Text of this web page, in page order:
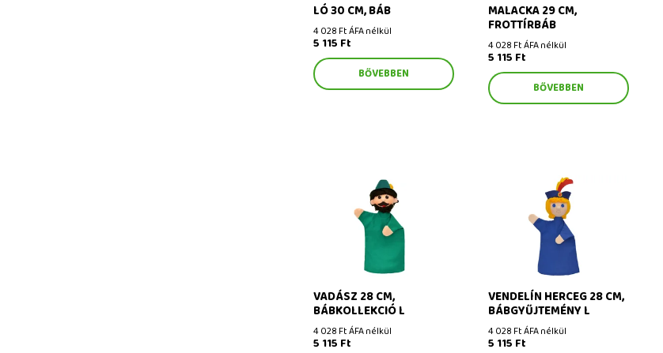
LÓ 30 CM, BÁB
4 028 Ft ÁFA nélkül
5 115 Ft
BŐVEBBEN
MALACKA 29 CM,
FROTTÍRBÁB
4 028 Ft ÁFA nélkül
5 115 Ft
BŐVEBBEN
Vadász 28 cm, bábkollekció L
VADÁSZ 28 CM,
BÁBKOLLEKCIÓ L
4 028 Ft ÁFA nélkül
5 115 Ft
Vendelín herceg 28 cm,
bábgyűjtemény L
VENDELÍN HERCEG 28 CM,
BÁBGYŰJTEMÉNY L
4 028 Ft ÁFA nélkül
5 115 Ft